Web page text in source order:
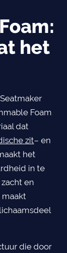
het
Foam
dat
zit– en
het
in te
en
maakt
die door